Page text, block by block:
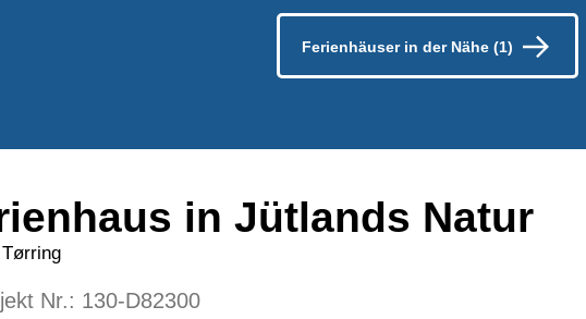
Ferienhäuser in der Nähe (1)
in Jütlands Natur
Nr.: 130-D82300